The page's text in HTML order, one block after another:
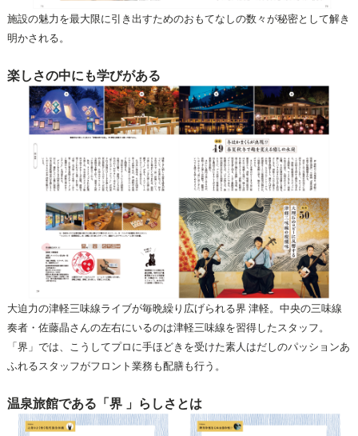
施設の魅力を最大限に引き出すためのおもてなしの数々が秘密として解き
明かされる。
楽しさの中にも学びがある
大迫力の津軽三味線ライブが毎晩繰り広げられる界 津軽。中央の三味線
奏者・佐藤晶さんの左右にいるのは津軽三味線を習得したスタッフ。
「界」では、こうしてプロに手ほどきを受けた素人はだしのパッションあ
ふれるスタッフがフロント業務も配膳も行う。
温泉旅館である「界 」らしさとは